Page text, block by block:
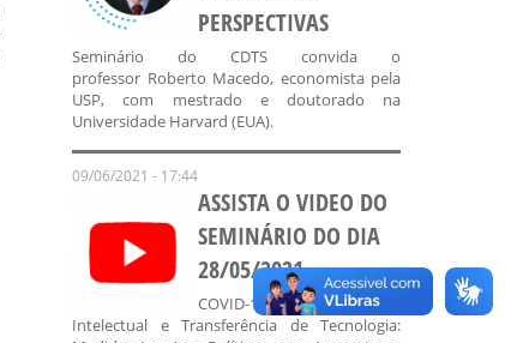
PERSPECTIVAS
Seminário do CDTS convida o
professor Roberto Macedo, economista pela
USP, com mestrado e doutorado na
Universidade Harvard (EUA).
09/06/2021 - 17:44
ASSISTA O VIDEO DO
SEMINÁRIO DO DIA
28/05/2021
COVID-19, Propriedade
Intelectual e Transferência de Tecnologia: